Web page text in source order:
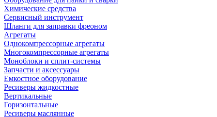
Химические средства
Сервисный инструмент
Шланги для заправки фреоном
Агрегаты
Однокомпрессорные агрегаты
Многокомпрессорные агрегаты
Моноблоки и сплит-системы
Запчасти и аксессуары
Емкостное оборудование
Ресиверы жидкостные
Вертикальные
Горизонтальные
Ресиверы маслянные